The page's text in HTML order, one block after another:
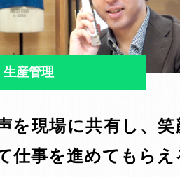
生産管理
を現場に共有し、笑
仕事を進めてもらえ